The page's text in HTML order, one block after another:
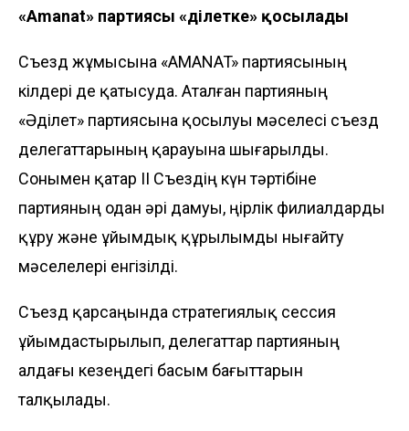
«Amanat» партиясы «Әділетке» қосылады
Съезд жұмысына «AMANAT» партиясының
өкілдері де қатысуда. Аталған партияның
«Әділет» партиясына қосылуы мәселесі съезд
делегаттарының қарауына шығарылды.
Сонымен қатар II Съездің күн тәртібіне
партияның одан әрі дамуы, өңірлік филиалдарды
құру және ұйымдық құрылымды нығайту
мәселелері енгізілді.
Съезд қарсаңында стратегиялық сессия
ұйымдастырылып, делегаттар партияның
алдағы кезеңдегі басым бағыттарын
талқылады.